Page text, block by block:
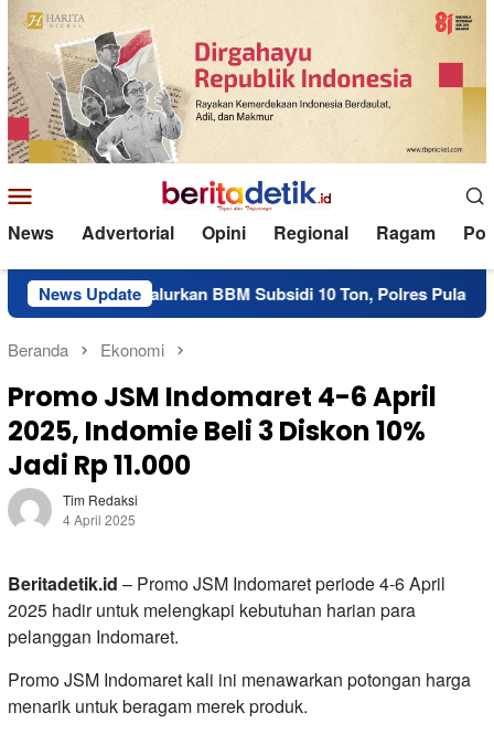
Loncat
ke
konten
Mobile
News Advertorial Opini Regional Ragam
News Update
Salurkan BBM Subsidi 10 Ton, Polres Pulau Morotai
Beranda Ekonomi
Promo JSM Indomaret 4-6 April
2025, Indomie Beli 3 Diskon 10%
Jadi Rp 11.000
Tim Redaksi
4 April 2025
Beritadetik.id – Promo JSM Indomaret periode 4-6 April
2025 hadir untuk melengkapi kebutuhan harian para
pelanggan Indomaret.
Promo JSM Indomaret kali ini menawarkan potongan harga
menarik untuk beragam merek produk.